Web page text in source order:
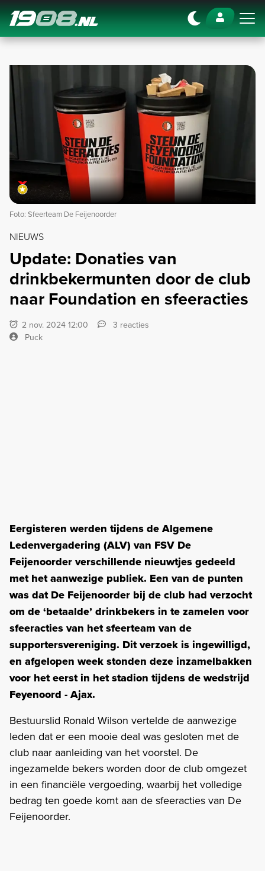
Navigation
Foto: Sfeerteam De Feijenoorder
NIEUWS
Update: Donaties van
drinkbekermunten door de club
naar Foundation en sfeeracties
2 nov. 2024 12:00
3 reacties
Puck
Eergisteren werden tijdens de Algemene
Ledenvergadering (ALV) van FSV De
Feijenoorder verschillende nieuwtjes gedeeld
met het aanwezige publiek. Een van de punten
was dat De Feijenoorder bij de club had verzocht
om de ‘betaalde’ drinkbekers in te zamelen voor
sfeeracties van het sfeerteam van de
supportersvereniging. Dit verzoek is ingewilligd,
en afgelopen week stonden deze inzamelbakken
voor het eerst in het stadion tijdens de wedstrijd
Feyenoord - Ajax.
Bestuurslid Ronald Wilson vertelde de aanwezige
leden dat er een mooie deal was gesloten met de
club naar aanleiding van het voorstel. De
ingezamelde bekers worden door de club omgezet
in een financiële vergoeding, waarbij het volledige
bedrag ten goede komt aan de sfeeracties van De
Feijenoorder.